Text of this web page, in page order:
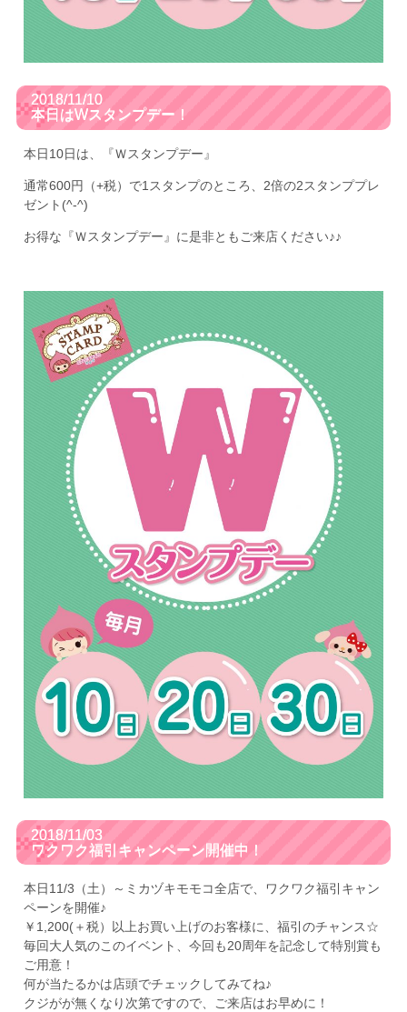
2018/11/10
本日はWスタンプデー！
本日10日は、『Ｗスタンプデー』
通常600円（+税）で1スタンプのところ、2倍の2スタンププレ
ゼント(^-^)
お得な『Ｗスタンプデー』に是非ともご来店ください♪♪
2018/11/03
ワクワク福引キャンペーン開催中！
本日11/3（土）～ミカヅキモモコ全店で、ワクワク福引キャン
ペーンを開催♪
￥1,200(＋税）以上お買い上げのお客様に、福引のチャンス☆
毎回大人気のこのイベント、今回も20周年を記念して特別賞も
ご用意！
何が当たるかは店頭でチェックしてみてね♪
クジがが無くなり次第ですので、ご来店はお早めに！